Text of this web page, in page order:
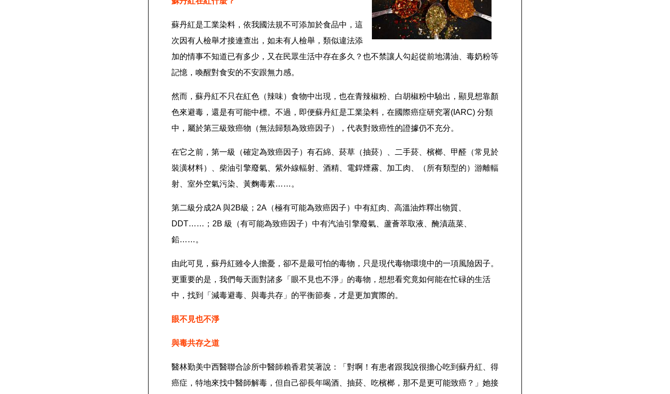
蘇丹紅是工業染料，依我國法規不可添加於食品中，這
次因有人檢舉才接連查出，如未有人檢舉，類似違法添
加的情事不知道已有多少，又在民眾生活中存在多久？也不禁讓人勾起從前地溝油、毒奶粉等
記憶，喚醒對食安的不安跟無力感。
然而，蘇丹紅不只在紅色（辣味）食物中出現，也在青辣椒粉、白胡椒粉中驗出，顯見想靠顏
色來避毒，還是有可能中標。不過，即便蘇丹紅是工業染料，在國際癌症研究署(IARC) 分類
中，屬於第三級致癌物（無法歸類為致癌因子），代表對致癌性的證據仍不充分。
在它之前，第一級（確定為致癌因子）有石綿、菸草（抽菸）、二手菸、檳榔、甲醛（常見於
裝潢材料）、柴油引擎廢氣、紫外線輻射、酒精、電銲煙霧、加工肉、（所有類型的）游離輻
射、室外空氣污染、黃麴毒素……。
第二級分成2A 與2B級；2A（極有可能為致癌因子）中有紅肉、高溫油炸釋出物質、
DDT……；2B 級（有可能為致癌因子）中有汽油引擎廢氣、蘆薈萃取液、醃漬蔬菜、
鉛……。
由此可見，蘇丹紅雖令人擔憂，卻不是最可怕的毒物，只是現代毒物環境中的一項風險因子。
更重要的是，我們每天面對諸多「眼不見也不淨」的毒物，想想看究竟如何能在忙碌的生活
中，找到「減毒避毒、與毒共存」的平衡節奏，才是更加實際的。
眼不見也不淨
與毒共存之道
醫林勤美中西醫聯合診所中醫師賴香君笑著說：「對啊！有患者跟我說很擔心吃到蘇丹紅、得
癌症，特地來找中醫師解毒，但自己卻長年喝酒、抽菸、吃檳榔，那不是更可能致癌？」她接